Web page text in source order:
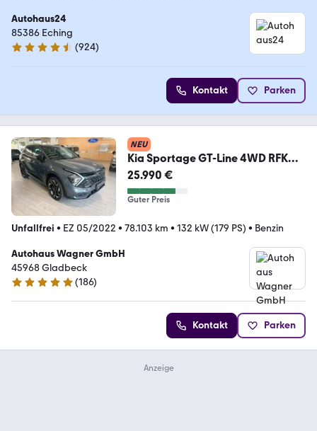
Autohaus24
85386 Eching
4.4 Sterne
(924)
Kontakt Parken
NEU
Kia Sportage GT-Line 4WD RFK
25.990 €
Guter Preis
Unfallfrei • EZ 05/2022 • 78.103 km • 132 kW (179 PS) • Benzin
Autohaus Wagner GmbH
45968 Gladbeck
5 Sterne
(186)
Kontakt Parken